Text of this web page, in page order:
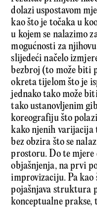
dolazi uspostavom
kao što je točaka u
u kojem se nalazimo
mogućnosti za
slijedeći načelo
bezbroj (to može biti
okreta tijelom što je
jednako tako može
tako ustanovljenim
koreografiju što
kako njenih varijacija
bez obzira što se
prostoru. Do te mjere
objašnjenja, na prvi
improvizaciju. Pa
pojašnjava struktura
konceptualne prakse,